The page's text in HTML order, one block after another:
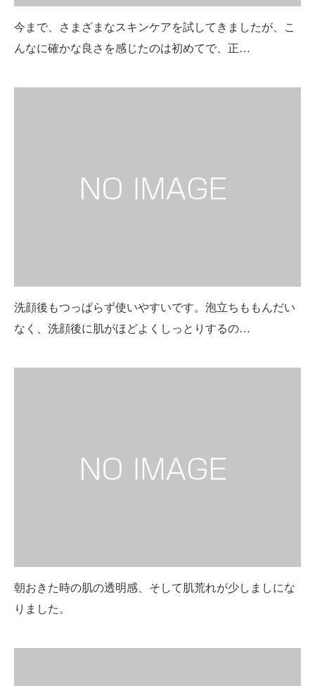
今まで、さまざまなスキンケアを試してきましたが、こ
んなに確かな良さを感じたのは初めてで、正…
洗顔後もつっぱらず使いやすいです。泡立ちももんだい
なく、洗顔後に肌がほどよくしっとりするの…
朝おきた時の肌の透明感、そして肌荒れが少しましにな
りました。